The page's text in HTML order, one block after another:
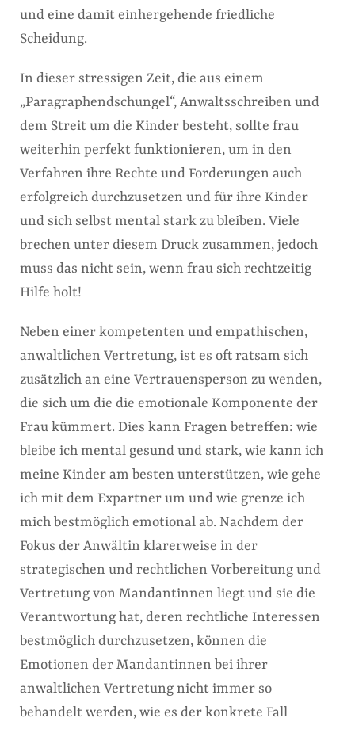
und eine damit einhergehende friedliche
Scheidung.
In dieser stressigen Zeit, die aus einem
„Paragraphendschungel“, Anwaltsschreiben und
dem Streit um die Kinder besteht, sollte frau
weiterhin perfekt funktionieren, um in den
Verfahren ihre Rechte und Forderungen auch
erfolgreich durchzusetzen und für ihre Kinder
und sich selbst mental stark zu bleiben. Viele
brechen unter diesem Druck zusammen, jedoch
muss das nicht sein, wenn frau sich rechtzeitig
Hilfe holt!
Neben einer kompetenten und empathischen,
anwaltlichen Vertretung, ist es oft ratsam sich
zusätzlich an eine Vertrauensperson zu wenden,
die sich um die die emotionale Komponente der
Frau kümmert. Dies kann Fragen betreffen: wie
bleibe ich mental gesund und stark, wie kann ich
meine Kinder am besten unterstützen, wie gehe
ich mit dem Expartner um und wie grenze ich
mich bestmöglich emotional ab. Nachdem der
Fokus der Anwältin klarerweise in der
strategischen und rechtlichen Vorbereitung und
Vertretung von Mandantinnen liegt und sie die
Verantwortung hat, deren rechtliche Interessen
bestmöglich durchzusetzen, können die
Emotionen der Mandantinnen bei ihrer
anwaltlichen Vertretung nicht immer so
behandelt werden, wie es der konkrete Fall